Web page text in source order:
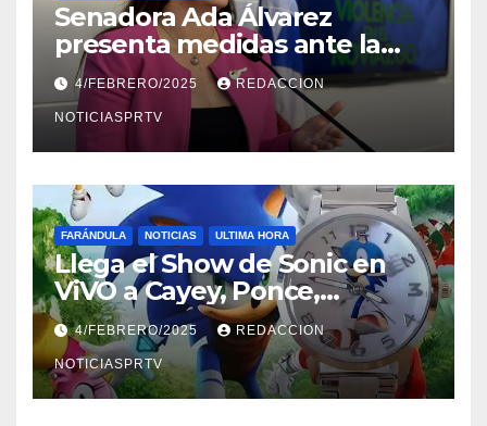
Senadora Ada Álvarez
presenta medidas ante la
violencia en el noviazgo
4/FEBRERO/2025 REDACCION
NOTICIASPRTV
FARÁNDULA NOTICIAS ULTIMA HORA
Llega el Show de Sonic en
ViVO a Cayey, Ponce,
Barceloneta y Humacao,
Relojes gratis para el que
compre ahora….
4/FEBRERO/2025 REDACCION
NOTICIASPRTV